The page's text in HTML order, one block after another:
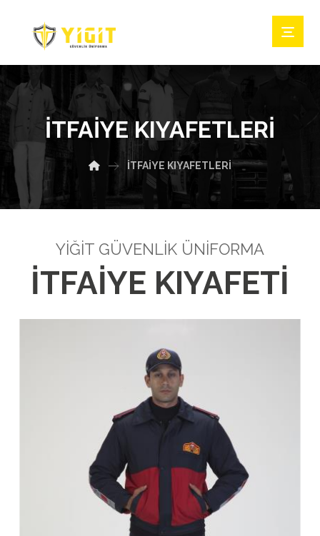
İTFAIYE KIYAFETLERI
İTFAIYE KIYAFETLERI
YİĞİT GÜVENLİK ÜNİFORMA
İTFAİYE KIYAFETİ